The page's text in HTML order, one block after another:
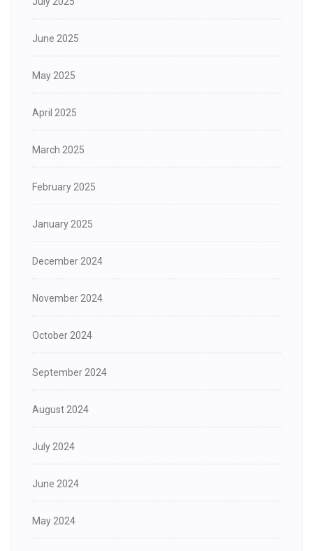
June 2025
May 2025
April 2025
March 2025
February 2025
January 2025
December 2024
November 2024
October 2024
September 2024
August 2024
July 2024
June 2024
May 2024